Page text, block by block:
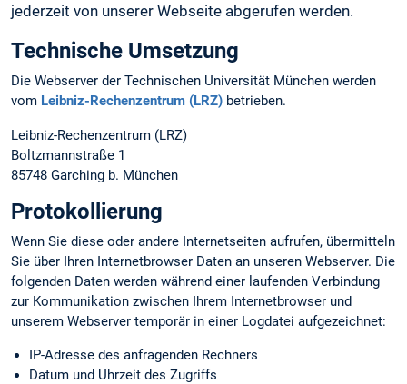
jederzeit von unserer Webseite abgerufen werden.
Technische Umsetzung
Die Webserver der Technischen Universität München werden
vom Leibniz-Rechenzentrum (LRZ) betrieben.
Leibniz-Rechenzentrum (LRZ)
Boltzmannstraße 1
85748 Garching b. München
Protokollierung
Wenn Sie diese oder andere Internetseiten aufrufen, übermitteln
Sie über Ihren Internetbrowser Daten an unseren Webserver. Die
folgenden Daten werden während einer laufenden Verbindung
zur Kommunikation zwischen Ihrem Internetbrowser und
unserem Webserver temporär in einer Logdatei aufgezeichnet:
IP-Adresse des anfragenden Rechners
Datum und Uhrzeit des Zugriffs